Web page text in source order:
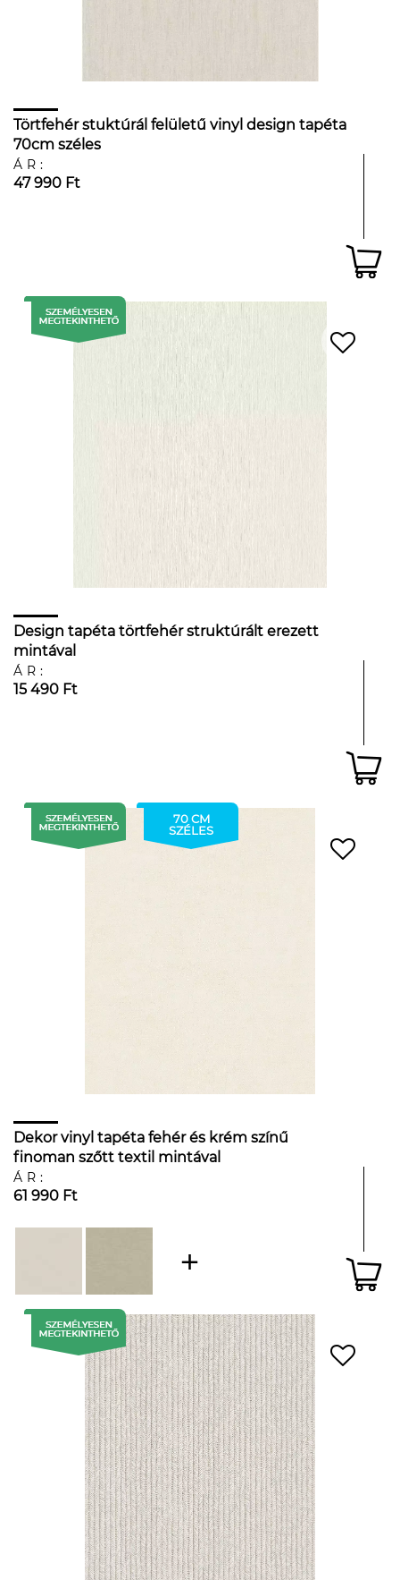
Törtfehér stuktúrál felületű vinyl design tapéta
70cm széles
ÁR:
47 990 Ft
Design tapéta törtfehér struktúrált erezett
mintával
ÁR:
15 490 Ft
70 CM
SZÉLES
Dekor vinyl tapéta fehér és krém színű
finoman szőtt textil mintával
ÁR:
61 990 Ft